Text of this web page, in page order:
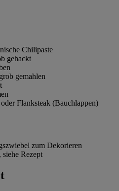
Chilipaste
gehackt
gemahlen
Flanksteak (Bauchlappen)
zum Dekorieren
siehe Rezept